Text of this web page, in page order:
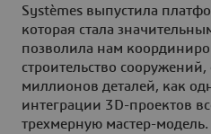
Systèmes выпустила
которая стала
позволила нам
строительство
миллионов деталей, как
интеграции 3D-проектов
трехмерную мастер-